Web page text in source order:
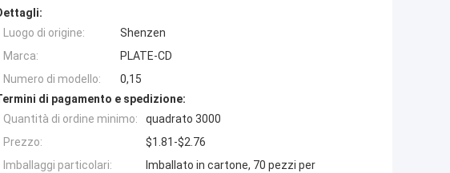
Luogo di origine:
Shenzen
Marca:
PLATE-CD
Numero di modello:
0,15
di pagamento e spedizione:
Quantità di ordine minimo:
quadrato 3000
Prezzo:
$1.81-$2.76
Imballaggi particolari:
Imballato in cartone, 70 pezzi per